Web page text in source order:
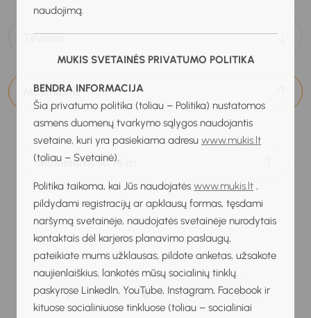
naudojimą.
MUKIS SVETAINĖS PRIVATUMO POLITIKA
BENDRA INFORMACIJA
Šia privatumo politika (toliau – Politika) nustatomos
asmens duomenų tvarkymo sąlygos naudojantis
svetaine, kuri yra pasiekiama adresu www.mukis.lt
(toliau – Svetainė).
Politika taikoma, kai Jūs naudojatės www.mukis.lt ,
pildydami registracijų ar apklausų formas, tęsdami
naršymą svetainėje, naudojatės svetainėje nurodytais
kontaktais dėl karjeros planavimo paslaugų,
pateikiate mums užklausas, pildote anketas, užsakote
naujienlaiškius, lankotės mūsų socialinių tinklų
paskyrose LinkedIn, YouTube, Instagram, Facebook ir
kituose socialiniuose tinkluose (toliau – socialiniai
Tėvams
Mokiniams
Mokiniams iki 14 m.